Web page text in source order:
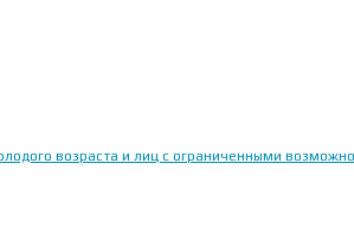
возраста и лиц с ограниченными